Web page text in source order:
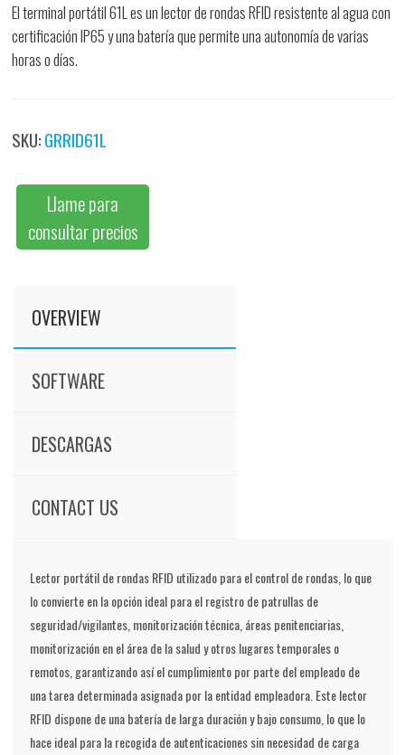
El terminal portátil 61L es un lector de rondas RFID resistente al agua con
certificación IP65 y una batería que permite una autonomía de varias
horas o días.
SKU:GRRID61L
Llame para
consultar precios
OVERVIEW
SOFTWARE
DESCARGAS
CONTACT US
Lector portátil de rondas RFID utilizado para el control de rondas, lo que
lo convierte en la opción ideal para el registro de patrullas de
seguridad/vigilantes, monitorización técnica, áreas penitenciarias,
monitorización en el área de la salud y otros lugares temporales o
remotos, garantizando así el cumplimiento por parte del empleado de
una tarea determinada asignada por la entidad empleadora. Este lector
RFID dispone de una batería de larga duración y bajo consumo, lo que lo
hace ideal para la recogida de autenticaciones sin necesidad de carga